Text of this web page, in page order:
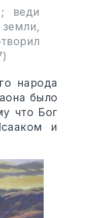
веди
народа
было
что Бог
и